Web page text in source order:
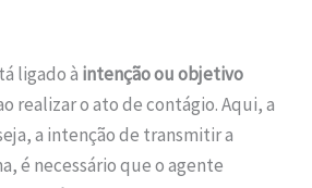
ligado à intenção ou objetivo
realizar o ato de contágio. Aqui, a
a intenção de transmitir a
é necessário que o agente